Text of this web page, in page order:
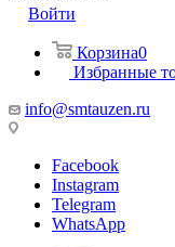
Войти
Корзина0
Избранные
info@smtauzen.ru
Facebook
Instagram
Telegram
WhatsApp